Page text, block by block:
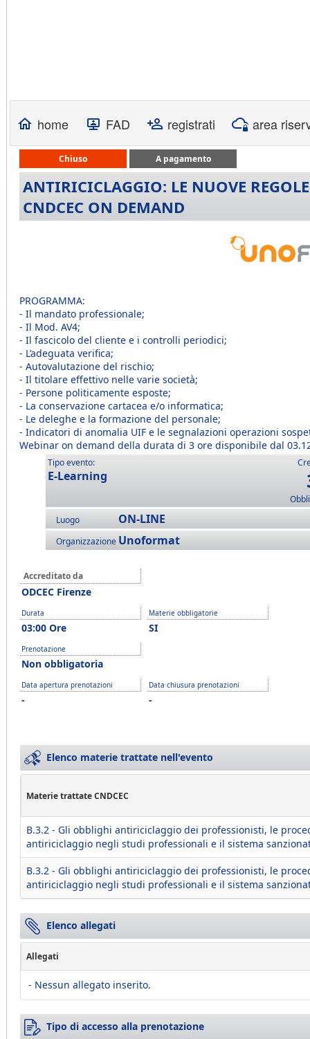
home FAD registrati area
Chiuso A pagamento
ANTIRICICLAGGIO: LE NUOVE
CNDCEC ON DEMAND
PROGRAMMA:
- Il mandato professionale;
- Il Mod. AV4;
- Il fascicolo del cliente e i controlli periodici;
- L’adeguata verifica;
- Autovalutazione del rischio;
- Il titolare effettivo nelle varie società;
- Persone politicamente esposte;
- La conservazione cartacea e/o informatica;
- Le deleghe e la formazione del personale;
- Indicatori di anomalia UIF e le segnalazioni operazioni
Webinar on demand della durata di 3 ore disponibile dal
Tipo evento:
E-Learning
Luogo
ON-LINE
Organizzazione Unoformat
Accreditato da
ODCEC Firenze
Durata
03:00 Ore
Materie obbligatorie
SI
Prenotazione
Non obbligatoria
Data apertura prenotazioni
-
Data chiusura prenotazioni
-
Elenco materie trattate nell'evento
Materie trattate CNDCEC
B.3.2 - Gli obblighi antiriciclaggio dei professionisti, le
antiriciclaggio negli studi professionali e il sistema
B.3.2 - Gli obblighi antiriciclaggio dei professionisti, le
antiriciclaggio negli studi professionali e il sistema
Elenco allegati
Allegati
- Nessun allegato inserito.
Tipo di accesso alla prenotazione